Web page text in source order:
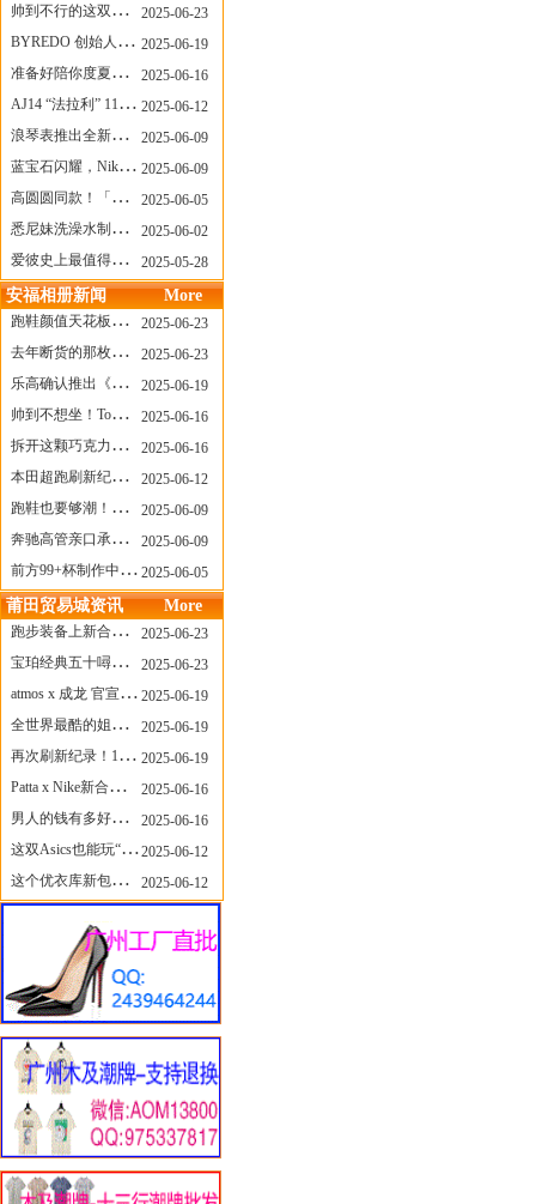
帅到不行的这双跑鞋，其实藏着Nike第一位签约跑者的故事
2025-06-23
BYREDO 创始人离任，也带走了那份灵魂感
2025-06-19
准备好陪你度夏，nanamica x Suicoke 新联名来了
2025-06-16
AJ14 “法拉利” 11年后回归，红色超跑气场全开
2025-06-12
浪琴表推出全新先行者系列祖鲁时间1925腕表
2025-06-09
蓝宝石闪耀，Nike Air Max DN8 华丽变身
2025-06-09
高圆圆同款！「赤足New Balance」新联名曝光，铺货了
2025-06-05
悉尼妹洗澡水制成肥皂开启售卖！男粉：这肥皂能吃吗？
2025-06-02
爱彼史上最值得看的大展！揭秘150年传奇制表背后
2025-05-28
安福相册新闻 More
跑鞋颜值天花板？日常也能帅一脸
2025-06-23
去年断货的那枚表， CASIO指环表又要发售了
2025-06-23
乐高确认推出《哥斯拉》积木，这设计也太酷了！
2025-06-19
帅到不想坐！Tom Sachs x Helinox 这把露营椅太炸了
2025-06-16
拆开这颗巧克力，居然是皮卡丘？
2025-06-16
本田超跑刷新纪录了！700万元成交价
2025-06-12
跑鞋也要够潮！昂跑 x Slam Jam 联名即将发售
2025-06-09
奔驰高管亲口承认：电动G级，完全失败了！
2025-06-09
前方99+杯制作中！「爷爷不泡茶」苹果狗、桃桃喵，今夏顶流潮饮！
2025-06-05
莆田贸易城资讯 More
跑步装备上新合集，最近有什么可以关注的呢？
2025-06-23
宝珀经典五十噚家族再添新员 适配所有腕围的38mm小表径腕表亮相
2025-06-23
atmos x 成龙 官宣，《警察故事》联名短袖公布！
2025-06-19
全世界最酷的姐姐，和Nike联名的鞋要来了！
2025-06-19
再次刷新纪录！14只 LABUBU 共拍出240万元
2025-06-19
Patta x Nike新合作提前泄露，这次的服饰周边也有亮点？
2025-06-16
男人的钱有多好赚？四个大学生创业卖短裤，年销8个亿！
2025-06-16
这双Asics也能玩“牛仔感”？TOGA联名即将登场！
2025-06-12
这个优衣库新包，能火起来吗？
2025-06-12